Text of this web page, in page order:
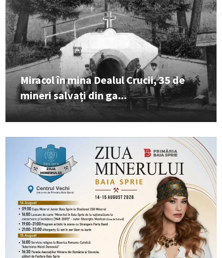
Miracol în mina Dealul Crucii, 35 de
mineri salvați din ga...